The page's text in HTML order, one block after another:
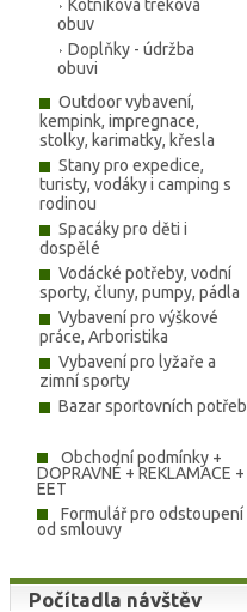
Kotníková treková
obuv
Doplňky - údržba
obuvi
Outdoor vybavení,
kempink, impregnace,
stolky, karimatky, křesla
Stany pro expedice,
turisty, vodáky i camping s
rodinou
Spacáky pro děti i
dospělé
Vodácké potřeby, vodní
sporty, čluny, pumpy, pádla
Vybavení pro výškové
práce, Arboristika
Vybavení pro lyžaře a
zimní sporty
Bazar sportovních potřeb
Obchodní podmínky +
DOPRAVNÉ + REKLAMACE +
EET
Formulář pro odstoupení
od smlouvy
Počítadla návštěv